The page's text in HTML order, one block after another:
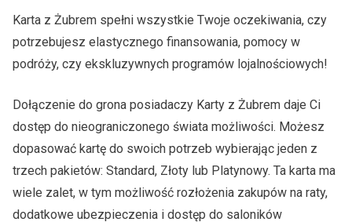
Karta z Żubrem spełni wszystkie Twoje oczekiwania, czy
potrzebujesz elastycznego finansowania, pomocy w
podróży, czy ekskluzywnych programów lojalnościowych!
Dołączenie do grona posiadaczy Karty z Żubrem daje Ci
dostęp do nieograniczonego świata możliwości. Możesz
dopasować kartę do swoich potrzeb wybierając jeden z
trzech pakietów: Standard, Złoty lub Platynowy. Ta karta ma
wiele zalet, w tym możliwość rozłożenia zakupów na raty,
dodatkowe ubezpieczenia i dostęp do saloników